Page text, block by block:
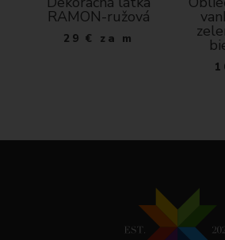
RAMON-ružová
29 € za m